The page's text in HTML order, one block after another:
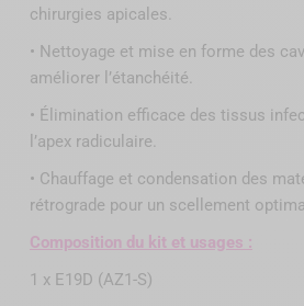
chirurgies apicales.
• Nettoyage et mise en forme des
améliorer l’étanchéité.
• Élimination efficace des tissus
l’apex radiculaire.
• Chauffage et condensation des
rétrograde pour un scellement
Composition du kit et usages :
1 x E19D (AZ1-S)